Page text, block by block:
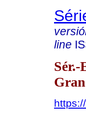
line
Sér.-